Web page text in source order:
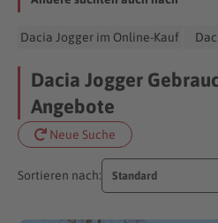
Dacia Jogger im Online-Kauf
Dacia Jogger
Angebote
Neue Suche
Sortieren nach: Standard